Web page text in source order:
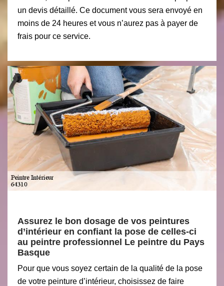
un devis détaillé. Ce document vous sera envoyé en
moins de 24 heures et vous n’aurez pas à payer de
frais pour ce service.
Assurez le bon dosage de vos peintures
d’intérieur en confiant la pose de celles-ci
au peintre professionnel Le peintre du Pays
Basque
Pour que vous soyez certain de la qualité de la pose
de votre peinture d’intérieur, choisissez de faire